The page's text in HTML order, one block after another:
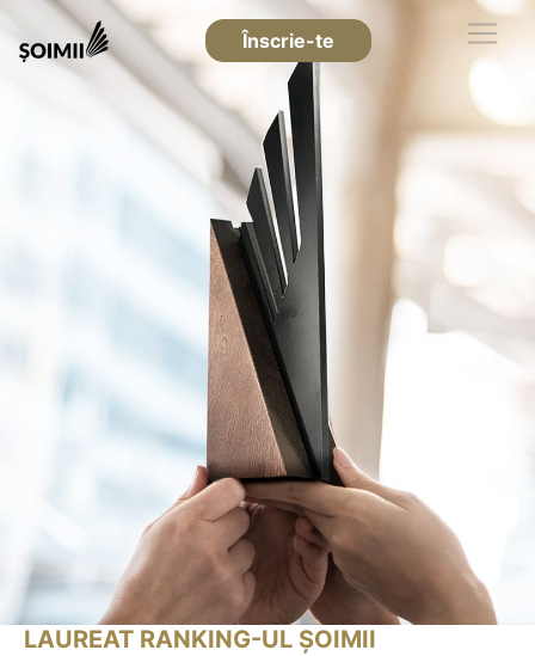
Înscrie-te
LAUREAT RANKING-UL ȘOIMII